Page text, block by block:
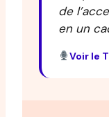
de
en un
Voir le